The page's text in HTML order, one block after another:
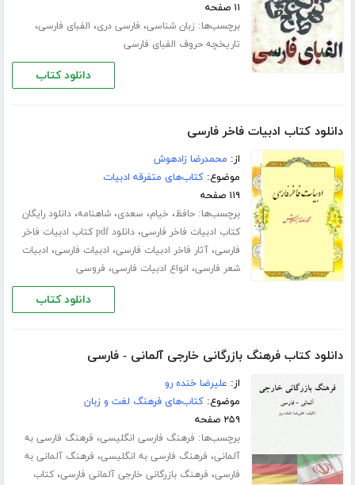
۱۱ صفحه
برچسب‌ها: زبان شناسی، فارسی دری، الفبای فارسی،
تاریخچه حروف الفبای فارسی
دانلود کتاب
دانلود کتاب ادبیات فاخر فارسی
از: محمدرضا زادهوش
موضوع:کتاب‌های متفرقه ادبیات
۱۱۹ صفحه
برچسب‌ها:حافظ، خیام، سعدی،شاهنامه،دانلود رایگان
کتاب ادبیات فاخر فارسی،
دانلود pdf کتاب ادبیات فاخر
فارسی،آثار فاخر ادبیات فارسی، ادبیات فارسی، ادبیات
شعر فارسی، انواع ادبیات فارسی، فروسی
دانلود کتاب
دانلود کتاب فرهنگ بازرگانی خارجی آلمانی - فارسی
از: علیرضا خنده رو
موضوع:کتاب‌های فرهنگ لغت و زبان
۲۵۹ صفحه
برچسب‌ها: فرهنگ فارسی انگلیسی، فرهنگ فارسی به
آلمانی، فرهنگ فارسی به انگلیسی، فرهنگ آلمانی به
فارسی، فرهنگ بازرگانی خارجی آلمانی فارسی،کتاب